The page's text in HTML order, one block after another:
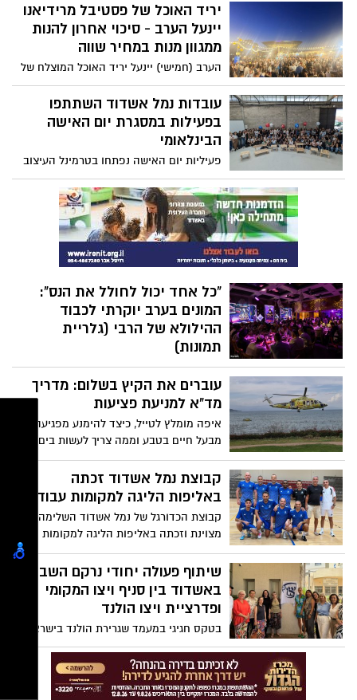
עולים חדשים והפיכתה של אשדוד לאחת
הערים המובילות בישראל בתחום הקליטה.
באולפן “שפה יפה” מדגישים כי התמיכה
העירונית והחזון לקידום העלייה מאפשרים
לעולים להשתלב במהירות בחיי הקהילה,
יריד האוכל של פסטיבל מרידיאנו
יינעל הערב - סיכוי אחרון להנות
ממגוון מנות במחיר שווה
הערב (חמישי) יינעל יריד האוכל המוצלח של
פסטיבל מרידיאנו באשדוד - מגוון מנות שף
במחיר של 45 שקלים בלבד. בואו בהמוניכם
עובדות נמל אשדוד השתתפו
בפעילות במסגרת יום האישה
הבינלאומי
פעיליות יום האישה נפתחו בטרמינל העיצוב
בבת ים לבסדנת נגרות חווייתית. במהלך
הסדנה התנסו המשתתפות בעבודה מעשית
עם עץ, למדו טכניקות בסיסיות של עיצוב
ובנייה בסביבה לא שגרתית עבורן. כל
התוצרים נתרמו למרכז רפואי מרחבים
למחלקת נפגעי טראומה
"כל אחד יכול לחולל את הנס":
המונים בערב יוקרתי לכבוד
ההילולא של הרבי (גלריית
תמונות)
נכבדי העיר, ידידי חב"ד, אישי ציבור ורבנים,
יחד עם 44 רבני חב"ד - שליחי ושליחות הרבי
בעיר, התכנסו באירוע ההילולא המרכזי,
בהפקה יוקרתית, מלאת תוכן ומעוררת
השראה – כשהמסר ברור: כל אחד מאיתנו
עוברים את הקיץ בשלום: מדריך
מד"א למניעת פציעות
איפה מומלץ לטייל, כיצד להימנע מפגיעה
מבעל חיים בטבע וממה צריך לעשות בים
ובבריכה? עם תחילתו של הקיץ ולקראת
יציאת בני הנוער והילדים לחופש הגדול,
מפרסם מד"א את המדריך המלא להורים
קבוצת נמל אשדוד זכתה
באליפות הליגה למקומות עבודה
קבוצת הכדורגל של נמל אשדוד השלימה עונה
מצוינת וזכתה באליפות הליגה למקומות
עבודה במחוז דרום
שיתוף פעולה יחודי נרקם השבוע
באשדוד בין סניף ויצו המקומי
ופדרציית ויצו הולנד
בטקס חגיגי במעמד שגרירת הולנד בישראל
והנהלת ויצו העולמית והארצית, נחשף שלט
הוקרה על שמה של תיה אנהולט ז"ל, אשר
משפחתה בחרה להנציח את זכרה לטובת
המשך הרציפות הקהילתית והחוסן החברתי